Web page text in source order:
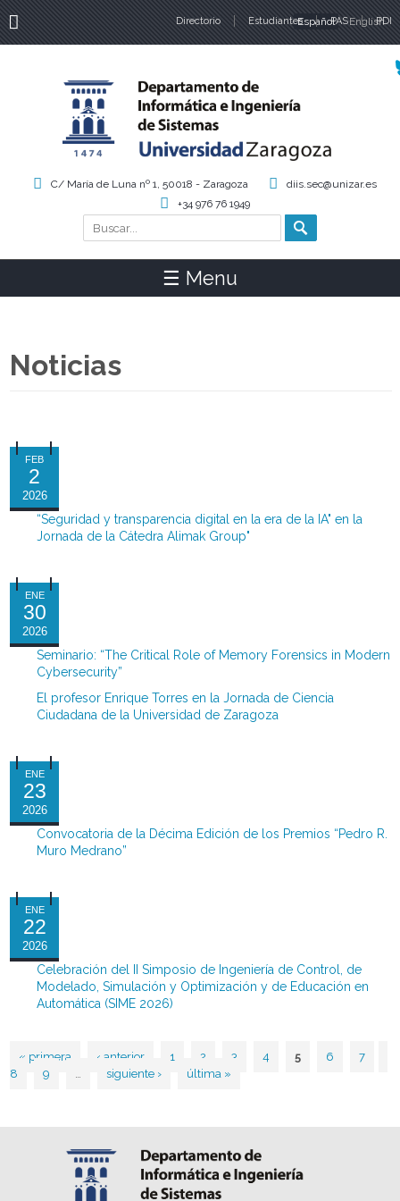
Directorio Estudiantes PAS PDI
Idiomas
Español English
Formulario de búsqueda
Buscar
C/ María de Luna nº 1, 50018 - Zaragoza
diis.sec@unizar.es
+34 976 76 1949
☰ Menu
Noticias
FEB
2
2026
“Seguridad y transparencia digital en la era de la IA" en la
Jornada de la Cátedra Alimak Group"
ENE
30
2026
Seminario: “The Critical Role of Memory Forensics in Modern
Cybersecurity”
El profesor Enrique Torres en la Jornada de Ciencia
Ciudadana de la Universidad de Zaragoza
ENE
23
2026
Convocatoria de la Décima Edición de los Premios “Pedro R.
Muro Medrano”
ENE
22
2026
Celebración del II Simposio de Ingeniería de Control, de
Modelado, Simulación y Optimización y de Educación en
Automática (SIME 2026)
Páginas
« primera ‹ anterior 1 2 3 4 5 6
7
8
9 … siguiente › última »